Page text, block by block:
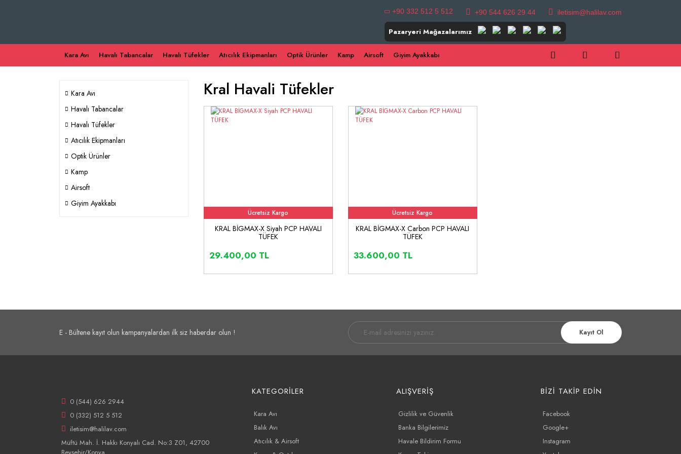
+90 332 512 5 512 +90 544 626 29 44 iletisim@halilav.com
Pazaryeri Mağazalarımız
Kara Avı Havalı Tabancalar Havalı Tüfekler Atıcılık Ekipmanları Optik Ürünler Kamp Airsoft Giyim Ayakkabı
Kara Avı
Havalı Tabancalar
Havalı Tüfekler
Atıcılık Ekipmanları
Optik Ürünler
Kamp
Airsoft
Giyim Ayakkabı
Kral Havali Tüfekler
Ücretsiz Kargo
KRAL BİGMAX-X Siyah PCP HAVALI
TÜFEK
29.400,00 TL
Ücretsiz Kargo
KRAL BİGMAX-X Carbon PCP HAVALI
TÜFEK
33.600,00 TL
E - Bültene kayıt olun kampanyalardan ilk siz haberdar olun ! Kayıt Ol
0 (544) 626 2944
0 (332) 512 5 512
iletisim@halilav.com
Müftü Mah. İ. Hakkı Konyalı Cad. No:3 Z01, 42700
Beyşehir/Konya
KATEGORİLER
Kara Avı
Balık Avı
Atıcılık & Airsoft
ALIŞVERİŞ
Gizlilik ve Güvenlik
Banka Bilgilerimiz
Havale Bildirim Formu
BİZİ TAKİP EDİN
Facebook
Google+
Instagram